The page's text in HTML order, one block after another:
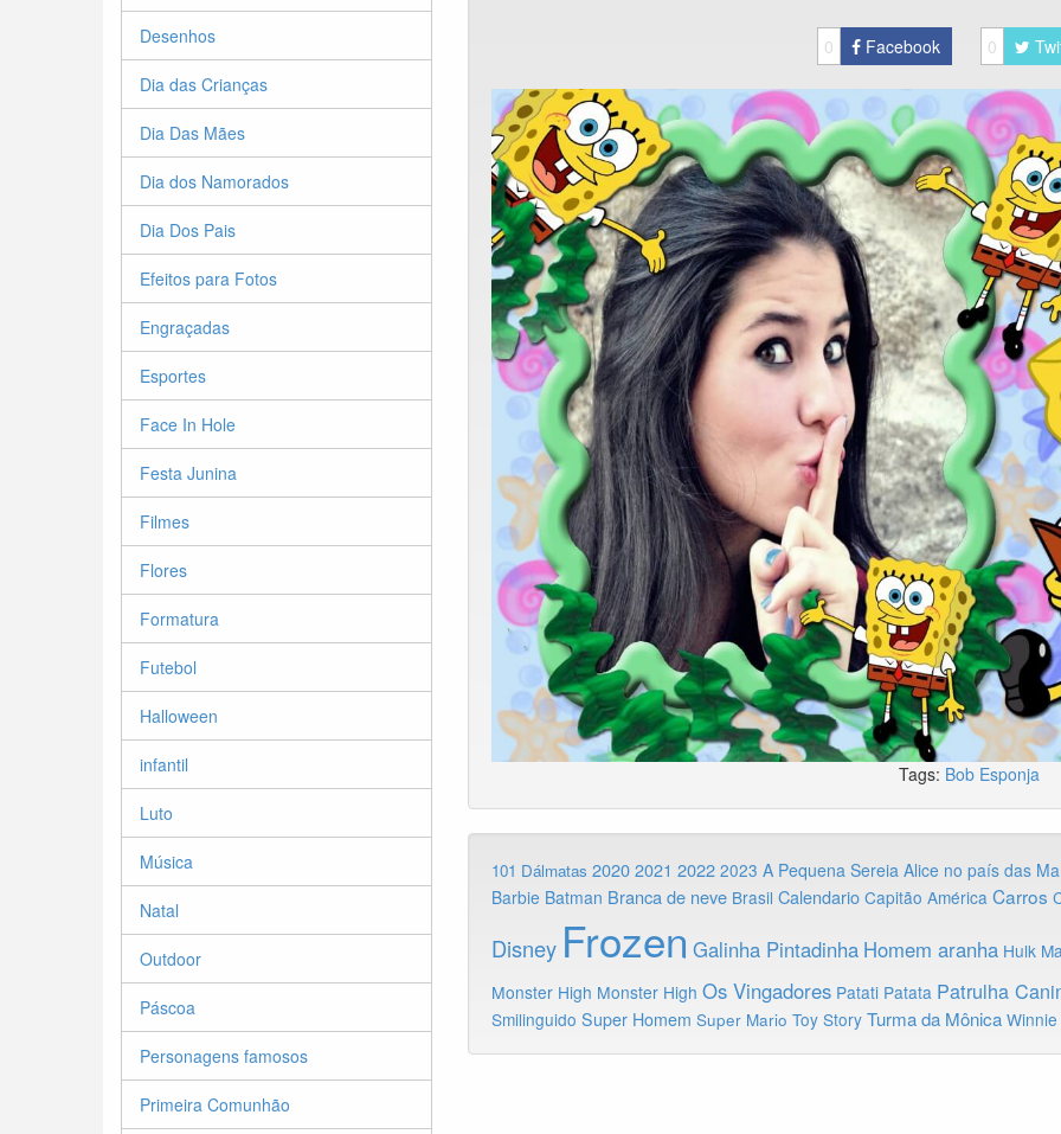
Desenhos
Dia das Crianças
Dia Das Mães
Dia dos Namorados
Dia Dos Pais
Efeitos para Fotos
Engraçadas
Esportes
Face In Hole
Festa Junina
Filmes
Flores
Formatura
Futebol
Halloween
infantil
Luto
Música
Natal
Outdoor
Páscoa
Personagens famosos
Primeira Comunhão
0 Facebook 0
Tags: Bob Esponja
101 Dálmatas 2020 2021 2022 2023 A Pequena Sereia Alice no país das
Barbie Batman Branca de neve Brasil Calendario Capitão América Carros
Disney Frozen Galinha Pintadinha Homem aranha Hulk
Monster High Monster High Os Vingadores Patati Patata Patrulha
Smilinguido Super Homem Super Mario Toy Story Turma da Mônica